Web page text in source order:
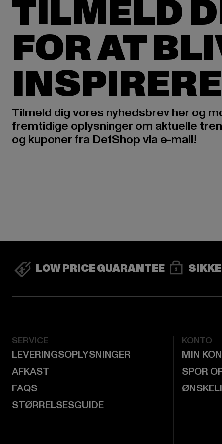
TILMELD
FOR AT
Tilmeld dig vores nyhedsbrev her og
fremtidige oplysninger om aktuelle
og kuponer fra DefShop via e-mail!
LOW PRICE GUARANTEE
SERVICE
LEVERINGSOPLYSNINGER
AFKAST
FAQS
STØRRELSESGUIDE
KONTO
MIN
SPOR